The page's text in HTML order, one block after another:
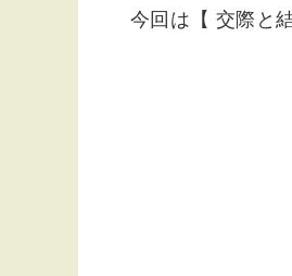
今回は【 交際と